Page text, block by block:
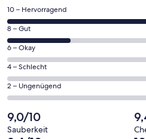
einem
neuen
Fenster
geöffnet
27
von
insgesamt
36
Gästebewertungen
haben
eine
Bewertung
von
10
-
10 – Hervorragend
9
von
insgesamt
36
Gästebewertungen
haben
Bewertung
von
8 – Gut
0
von
insgesamt
36
Gästebewertungen
haben
eine
Bewertung
6 – Okay
0
von
insgesamt
Gästebewertungen
haben
4 – Schlecht
0
von
insgesamt
36
2 – Ungenügend
9,0/10
Sauberkeit